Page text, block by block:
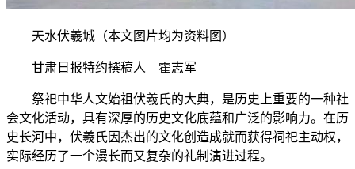
天水伏羲城（本文图片均为资料图）
甘肃日报特约撰稿人 霍志军
祭祀中华人文始祖伏羲氏的大典，是历史上重要的一种社
会文化活动，具有深厚的历史文化底蕴和广泛的影响力。在历
史长河中，伏羲氏因杰出的文化创造成就而获得祠祀主动权，
实际经历了一个漫长而又复杂的礼制演进过程。